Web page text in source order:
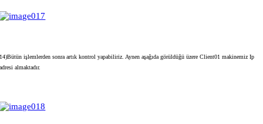
14)Bütün işlemlerden sonra artık kontrol yapabiliriz. Aynen aşağıda görüldüğü üzere Client01 makinemiz Ip
adresi almaktadır.